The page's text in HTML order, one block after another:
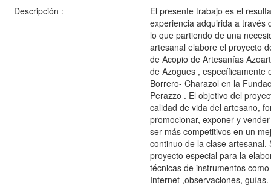
Descripción :
El presente trabajo es el
experiencia adquirida a través
lo que partiendo de una
artesanal elabore el proyecto
de Acopio de Artesanías
de Azogues , específicamente
Borrero- Charazol en la
Perazzo . El objetivo del
calidad de vida del artesano,
promocionar, exponer y
ser más competitivos en un
continuo de la clase artesanal.
proyecto especial para la
técnicas de instrumentos
Internet ,observaciones, guías.